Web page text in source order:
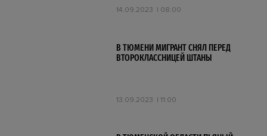
14.09.2023 08:00
В ТЮМЕНИ МИГРАНТ СНЯЛ ПЕРЕД
ВТОРОКЛАССНИЦЕЙ ШТАНЫ
13.09.2023 11:00